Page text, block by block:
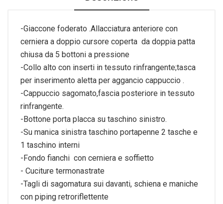
-Giaccone foderato .Allacciatura anteriore con
cerniera a doppio cursore coperta da doppia patta
chiusa da 5 bottoni a pressione
-Collo alto con inserti in tessuto rinfrangente;tasca
per inserimento aletta per aggancio cappuccio .
-Cappuccio sagomato,fascia posteriore in tessuto
rinfrangente.
-Bottone porta placca su taschino sinistro.
-Su manica sinistra taschino portapenne 2 tasche e
1 taschino interni
-Fondo fianchi con cerniera e soffietto
- Cuciture termonastrate
-Tagli di sagomatura sui davanti, schiena e maniche
con piping retroriflettente